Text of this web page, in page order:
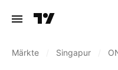
Märkte Singapur